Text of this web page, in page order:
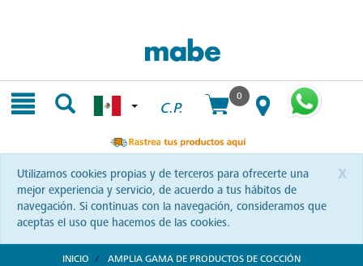
C.P.
0
x
Utilizamos cookies propias y de terceros para ofrecerte una
mejor experiencia y servicio, de acuerdo a tus hábitos de
navegación. Si continuas con la navegación, consideramos que
aceptas el uso que hacemos de las cookies.
INICIO
AMPLIA GAMA DE PRODUCTOS DE COCCIÓN